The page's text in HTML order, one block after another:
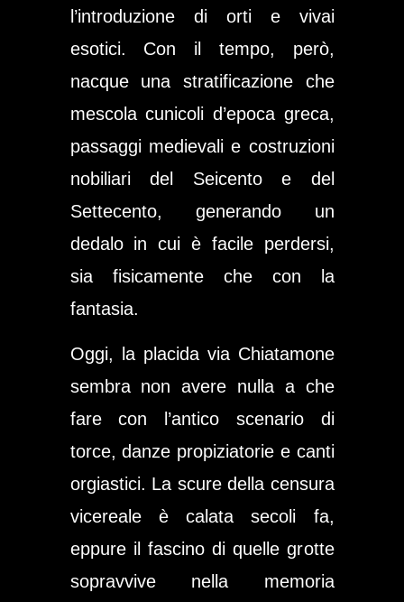
l’introduzione di orti e vivai
esotici. Con il tempo, però,
nacque una stratificazione che
mescola cunicoli d’epoca greca,
passaggi medievali e costruzioni
nobiliari del Seicento e del
Settecento, generando un
dedalo in cui è facile perdersi,
sia fisicamente che con la
fantasia.
Oggi, la placida via Chiatamone
sembra non avere nulla a che
fare con l’antico scenario di
torce, danze propiziatorie e canti
orgiastici. La scure della censura
vicereale è calata secoli fa,
eppure il fascino di quelle grotte
sopravvive nella memoria